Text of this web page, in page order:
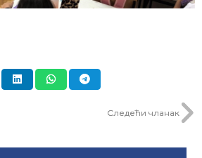
Следећи чланак